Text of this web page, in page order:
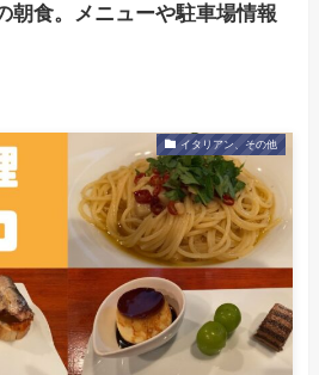
朝食。メニューや駐車場情報
イタリアン、その他